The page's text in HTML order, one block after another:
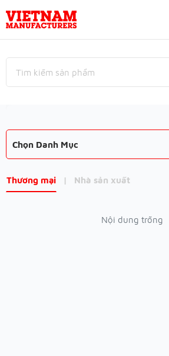
Chọn Danh Mục
Thương mại | Nhà sản xuất
Nội dung trống